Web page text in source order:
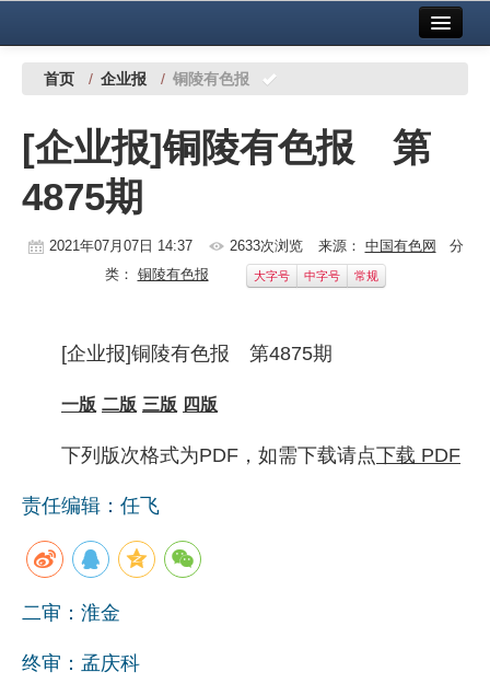
中国有色金属报社主办 广告服务
铜镍铅锌
铝
稀有稀土
企业文化
《资源再生》杂志
行情报价
数字报
首页 / 企业报 / 铜陵有色报
[企业报]铜陵有色报 第
4875期
2021年07月07日 14:37 2633次浏览 来源： 中国有色网 分
类： 铜陵有色报 大字号 中字号 常规
[企业报]铜陵有色报 第4875期
一版 二版 三版 四版
下列版次格式为PDF，如需下载请点下载 PDF
责任编辑：任飞
二审：淮金
终审：孟庆科